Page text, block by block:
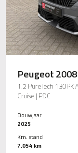
Peugeot 2008
1.2 PureTech 130PK
Cruise | PDC
Bouwjaar
2025
Km. stand
7.054 km